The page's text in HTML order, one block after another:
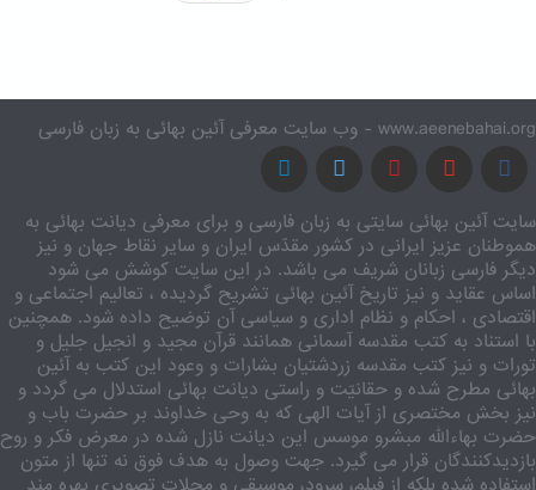
www.aeenebahai.org - وب سایت معرفی آئین بهائی به زبان فارسی
سایت آئین بهائی سایتی به زبان فارسی و برای معرفی دیانت بهائی به
هموطنان عزیز ایرانی در کشور مقدّس ایران و سایر نقاط جهان و نیز
دیگر فارسی زبانان شریف می باشد. در این سایت کوشش می شود
اساس عقاید و نیز تاریخ آئین بهائی تشریح گردیده ، تعالیم اجتماعی و
اقتصادی ، احکام و نظام اداری و سیاسی آن توضیح داده شود. همچنین
با استناد به کتب مقدسه آسمانی همانند قرآن مجید و انجیل جلیل و
تورات و نیز کتب مقدسه زردشتیان بشارات و وعود این کتب به آئین
بهائی مطرح شده و حقانیّت و راستی دیانت بهائی استدلال می گردد و
نیز بخش مختصری از آیات الهی که به وحی خداوند بر حضرت باب و
حضرت بهاءالله مبشرو موسس این دیانت نازل شده در معرض فکر و روح
بازدیدکنندگان قرار می گیرد. جهت وصول به هدف فوق نه تنها از متون